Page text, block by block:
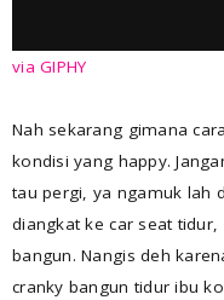
via GIPHY
Nah sekarang gimana
kondisi yang happy.
tau pergi, ya ngamuk lah
diangkat ke car seat
bangun. Nangis deh
cranky bangun tidur ibu